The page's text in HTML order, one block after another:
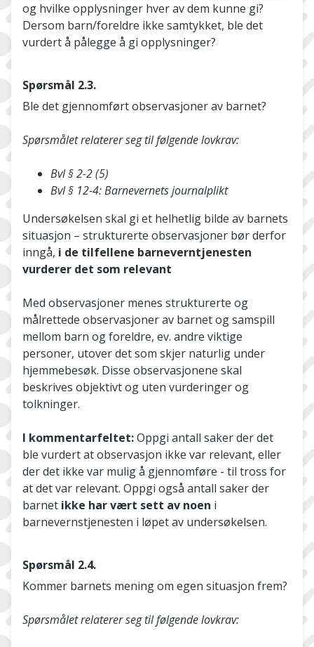
og hvilke opplysninger hver av dem kunne gi?
Dersom barn/foreldre ikke samtykket, ble det
vurdert å pålegge å gi opplysninger?
Spørsmål 2.3.
Ble det gjennomført observasjoner av barnet?
Spørsmålet relaterer seg til følgende lovkrav:
Bvl § 2-2 (5)
Bvl § 12-4: Barnevernets journalplikt
Undersøkelsen skal gi et helhetlig bilde av barnets
situasjon – strukturerte observasjoner bør derfor
inngå, i de tilfellene barneverntjenesten
vurderer det som relevant
Med observasjoner menes strukturerte og
målrettede observasjoner av barnet og samspill
mellom barn og foreldre, ev. andre viktige
personer, utover det som skjer naturlig under
hjemmebesøk. Disse observasjonene skal
beskrives objektivt og uten vurderinger og
tolkninger.
I kommentarfeltet:Oppgi antall saker der det
ble vurdert at observasjon ikke var relevant, eller
der det ikke var mulig å gjennomføre - til tross for
at det var relevant. Oppgi også antall saker der
barnet ikke har vært sett av noen i
barnevernstjenesten i løpet av undersøkelsen.
Spørsmål 2.4.
Kommer barnets mening om egen situasjon frem?
Spørsmålet relaterer seg til følgende lovkrav: